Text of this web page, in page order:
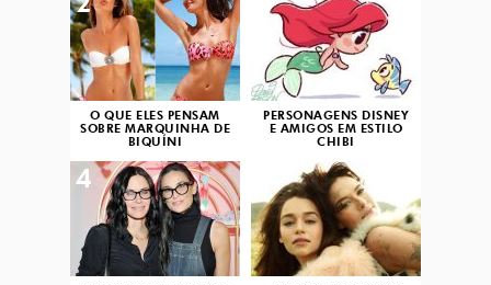
O QUE ELES PENSAM
SOBRE MARQUINHA DE
BIQUÍNI
2
PERSONAGENS DISNEY
E AMIGOS EM ESTILO
CHIBI
3
4